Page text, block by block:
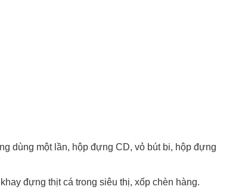
dùng một lần, hộp đựng CD, vỏ bút bi, hộp đựng
đựng thịt cá trong siêu thị, xốp chèn hàng.